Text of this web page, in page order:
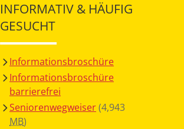
INFORMATIV & HÄUFIG
GESUCHT
Informationsbroschüre
Informationsbroschüre
barrierefrei
Seniorenwegweiser(4,943
MB)